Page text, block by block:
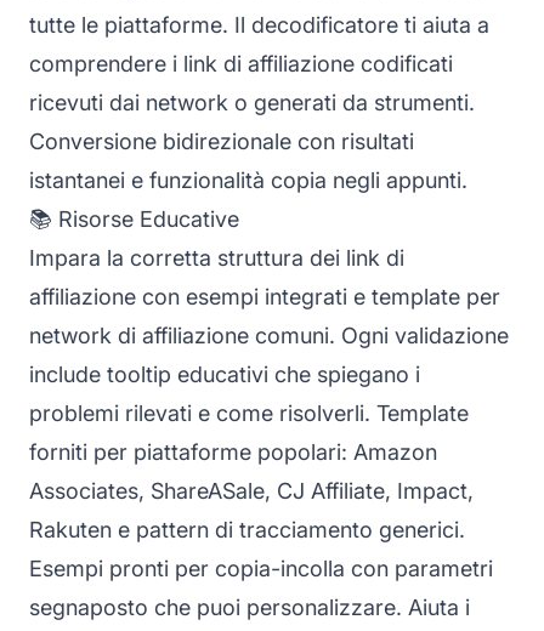
tutte le piattaforme. Il decodificatore ti aiuta a
comprendere i link di affiliazione codificati
ricevuti dai network o generati da strumenti.
Conversione bidirezionale con risultati
istantanei e funzionalità copia negli appunti.
📚 Risorse Educative
Impara la corretta struttura dei link di
affiliazione con esempi integrati e template per
network di affiliazione comuni. Ogni validazione
include tooltip educativi che spiegano i
problemi rilevati e come risolverli. Template
forniti per piattaforme popolari: Amazon
Associates, ShareASale, CJ Affiliate, Impact,
Rakuten e pattern di tracciamento generici.
Esempi pronti per copia-incolla con parametri
segnaposto che puoi personalizzare. Aiuta i